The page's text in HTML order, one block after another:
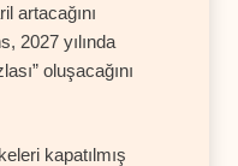
artacağını
2027 yılında
oluşacağını
kapatılmış